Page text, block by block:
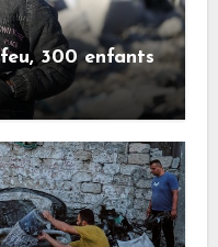
300 enfants